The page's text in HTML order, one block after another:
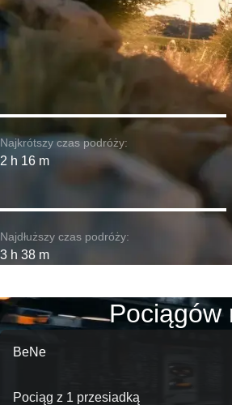
Najkrótszy czas podróży:
2 h 16 m
Najdłuższy czas podróży:
3 h 38 m
Pociągów
BeNe
Pociąg z 1 przesiadką